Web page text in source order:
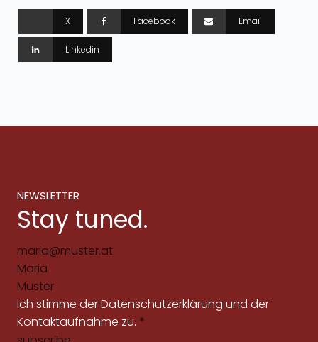
X Facebook Email
Linkedin
NEWSLETTER
Stay tuned.
Ich stimme derDatenschutzerklärung und der
Kontaktaufnahme zu. *